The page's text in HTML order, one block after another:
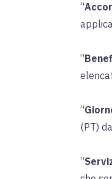
“
“
“
(PT)
“